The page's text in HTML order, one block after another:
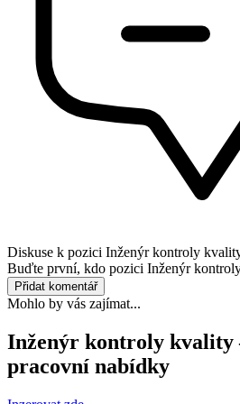
Diskuse k pozici Inženýr kontroly
Buďte první, kdo pozici Inženýr
Přidat komentář
Mohlo by vás zajímat...
Inženýr kontroly kvality
pracovní nabídky